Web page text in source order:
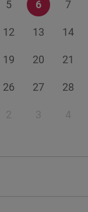
5 6 7
12 13 14
19 20 21
26 27 28
2 3 4